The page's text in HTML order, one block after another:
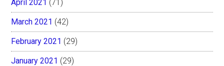
April 2021 (71)
March 2021 (42)
February 2021 (29)
January 2021 (29)